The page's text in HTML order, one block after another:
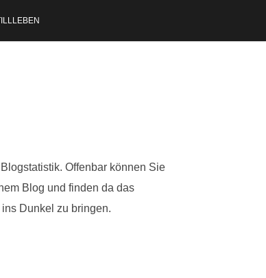
Offenbar können Sie
Blog und finden da das
Dunkel zu bringen.